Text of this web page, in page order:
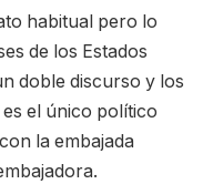
habitual pero lo
de los Estados
doble discurso y los
el único político
la embajada